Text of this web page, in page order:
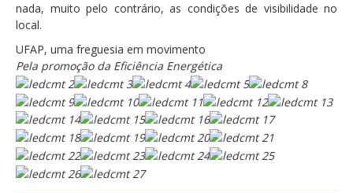
A Minha Rua
Abastecimento de Água
Roturas e Leituras
Qualidade da Água
Atendimento ao Público
Biblioteca Online FZZ
nada, muito pelo contrário, as condições de visibilidade no
local.
UFAP, uma freguesia em movimento
Pela promoção da Eficiência Energética